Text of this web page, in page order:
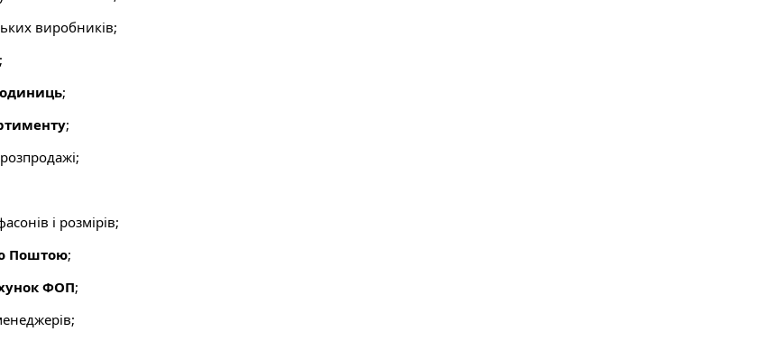
виробників;
;
одиниць;
;
і розмірів;
Поштою;
ФОП;